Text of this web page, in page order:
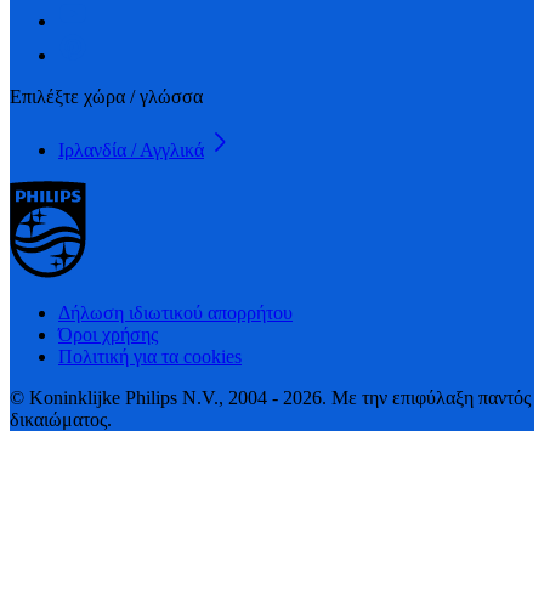
Επιλέξτε χώρα / γλώσσα
Ιρλανδία / Αγγλικά
Δήλωση ιδιωτικού απορρήτου
Όροι χρήσης
Πολιτική για τα cookies
© Koninklijke Philips N.V., 2004 - 2026. Με την επιφύλαξη παντός
δικαιώματος.